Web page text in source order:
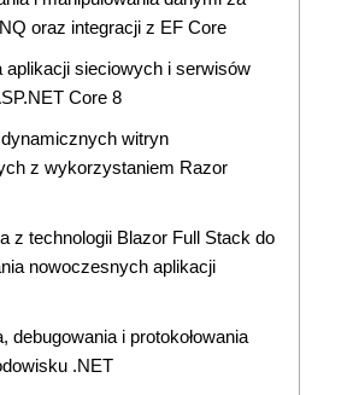
oraz integracji z EF Core
aplikacji sieciowych i serwisów
Core 8
witryn
z wykorzystaniem Razor
z technologii Blazor Full Stack do
nowoczesnych aplikacji
debugowania i protokołowania
.NET